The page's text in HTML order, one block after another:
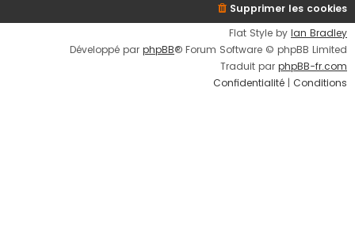
r
Supprimer les cookies
Flat Style by Ian Bradley
Développé par phpBB® Forum Software © phpBB Limited
Traduit par phpBB-fr.com
Confidentialité | Conditions